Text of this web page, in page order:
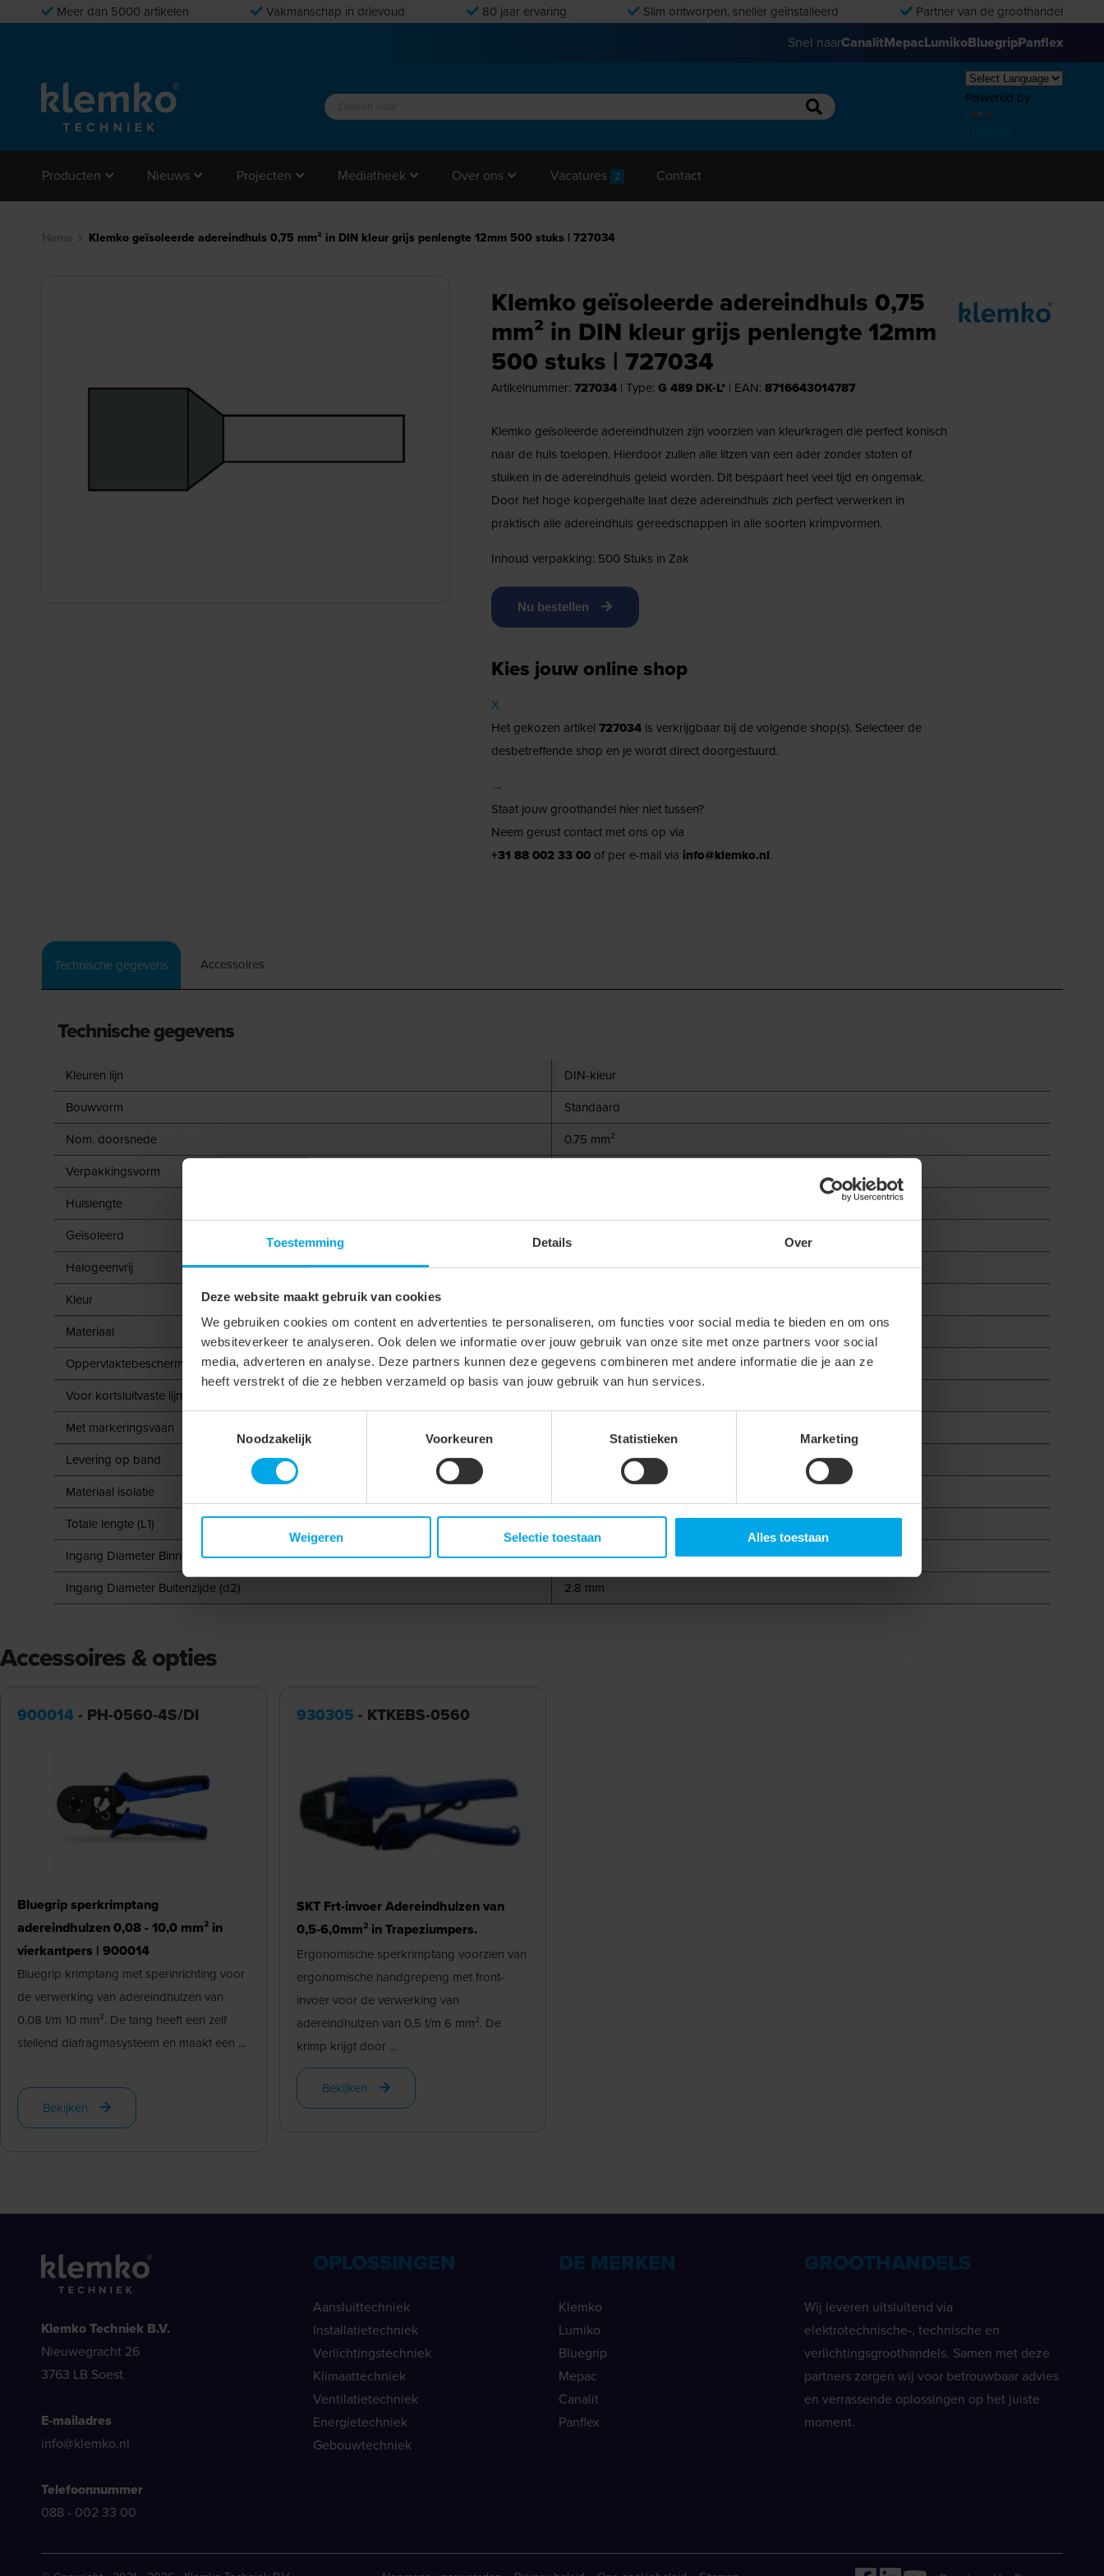
Toestemming Details Over
Deze website maakt gebruik van cookies
We gebruiken cookies om content en advertenties te personaliseren, om functies voor social media te bieden en om ons
websiteverkeer te analyseren. Ook delen we informatie over jouw gebruik van onze site met onze partners voor social
media, adverteren en analyse. Deze partners kunnen deze gegevens combineren met andere informatie die je aan ze
heeft verstrekt of die ze hebben verzameld op basis van jouw gebruik van hun services.
Noodzakelijk
Voorkeuren Statistieken Marketing
Weigeren Selectie toestaan Alles toestaan
Meer dan 5000 artikelen Vakmanschap in drievoud 80 jaar ervaring Slim ontworpen, sneller geïnstalleerd Partner van de groothandel
Snel naarCanalitMepacLumikoBluegripPanflex
Powered by
Producten Nieuws Projecten Mediatheek Over ons Vacatures 2 Contact
Klemko geïsoleerde adereindhuls 0,75 mm² in DIN kleur grijs penlengte 12mm 500 stuks | 727034
Klemko geïsoleerde adereindhuls 0,75
mm² in DIN kleur grijs penlengte 12mm
500 stuks | 727034
Artikelnummer: 727034| Type: G 489 DK-L* | EAN: 8716643014787
Klemko geïsoleerde adereindhulzen zijn voorzien van kleurkragen die perfect konisch
naar de huls toelopen. Hierdoor zullen alle litzen van een ader zonder stoten of
stuiken in de adereindhuls geleid worden. Dit bespaart heel veel tijd en ongemak.
Door het hoge kopergehalte laat deze adereindhuls zich perfect verwerken in
praktisch alle adereindhuls gereedschappen in alle soorten krimpvormen.
Inhoud verpakking: 500 Stuks in Zak
Nu bestellen
Kies jouw online shop
X
Het gekozen artikel 727034is verkrijgbaar bij de volgende shop(s). Selecteer de
desbetreffende shop en je wordt direct doorgestuurd.
→
Staat jouw groothandel hier niet tussen?
Neem gerust contact met ons op via
+31 88 002 33 00of per e-mail via info@klemko.nl.
Technische gegevens Accessoires
Technische gegevens
Kleuren lijn
DIN-kleur
Bouwvorm
Standaard
Nom. doorsnede
0.75 mm²
Verpakkingsvorm
Hulslengte
Geïsoleerd
Halogeenvrij
Kleur
Materiaal
Koper
Oppervlaktebescherming
Vertind
Voor kortsluitvaste lijnen
Met markeringsvaan
Levering op band
Materiaal isolatie
Totale lengte (L1)
18 mm
Ingang Diameter Binnenzijde (d1)
1.3 mm
Ingang Diameter Buitenzijde (d2)
2.8 mm
Accessoires & opties
900014 - PH-0560-4S/DI
Bluegrip sperkrimptang
adereindhulzen 0,08 - 10,0 mm² in
vierkantpers | 900014
Bluegrip krimptang met sperinrichting voor
de verwerking van adereindhulzen van
0,08 t/m 10 mm². De tang heeft een zelf
stellend diafragmasysteem en maakt een ...
Bekijken
930305 - KTKEBS-0560
SKT Frt-invoer Adereindhulzen van
0,5-6,0mm² in Trapeziumpers.
Ergonomische sperkrimptang voorzien van
ergonomische handgrepeng met front-
invoer voor de verwerking van
adereindhulzen van 0,5 t/m 6 mm². De
krimp krijgt door ...
Bekijken
Klemko Techniek B.V.
Nieuwegracht 26
3763 LB Soest
E-mailadres
info@klemko.nl
Telefoonnummer
088 - 002 33 00
OPLOSSINGEN
Aansluittechniek
Installatietechniek
Verlichtingstechniek
Klimaattechniek
Ventilatietechniek
Energietechniek
Gebouwtechniek
DE MERKEN
Klemko
Lumiko
Bluegrip
Mepac
Canalit
Panflex
GROOTHANDELS
Wij leveren uitsluitend via
elektrotechnische-, technische en
verlichtingsgroothandels. Samen met deze
partners zorgen wij voor betrouwbaar advies
en verrassende oplossingen op het juiste
moment.